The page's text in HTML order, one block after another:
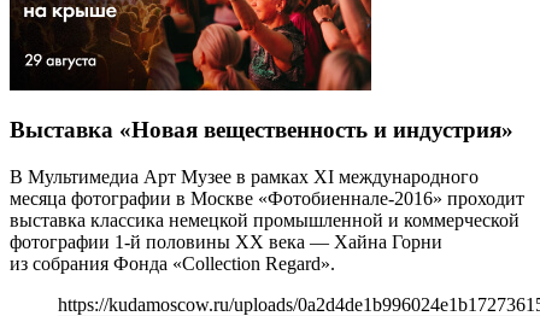
Выставка «Новая вещественность и индустрия»
В Мультимедиа Арт Музее в рамках XI международного
месяца фотографии в Москве «Фотобиеннале-2016» проходит
выставка классика немецкой промышленной и коммерческой
фотографии 1-й половины XX века — Хайна Горни
из собрания Фонда «Collection Regard».
https://kudamoscow.ru/uploads/